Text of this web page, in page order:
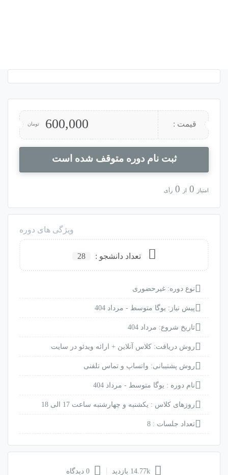
قیمت : 600,000 تومان
ثبت نام دوره متوقف شده است
امتیاز 0 از 0 رأی
ویژگی های دوره
تعداد دانشجو : 28
نوع دوره: غیرحضوری
پیش نیاز: یوگا متوسط - مرداد 404
تاریخ شروع: مرداد 404
روش دریافت: کلاس آنلاین + ارائه ویدئو در سایت
روش پشتیبانی: واتساپ و تماس تلفنی
نام دوره : یوگا متوسط - مرداد 404
روزهای کلاس : یکشنبه و چهارشنبه ساعت 17 الی 18
تعداد جلسات : 8